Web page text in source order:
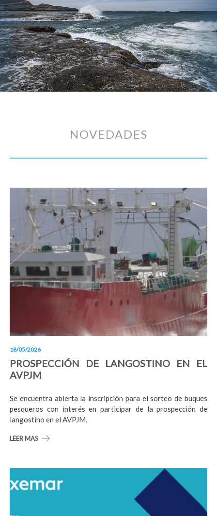
NOVEDADES
18/05/2026
PROSPECCIÓN DE LANGOSTINO EN EL
AVPJM
Se encuentra abierta la inscripción para el sorteo de buques
pesqueros con interés en participar de la prospección de
langostino en el AVPJM.
LEER MAS